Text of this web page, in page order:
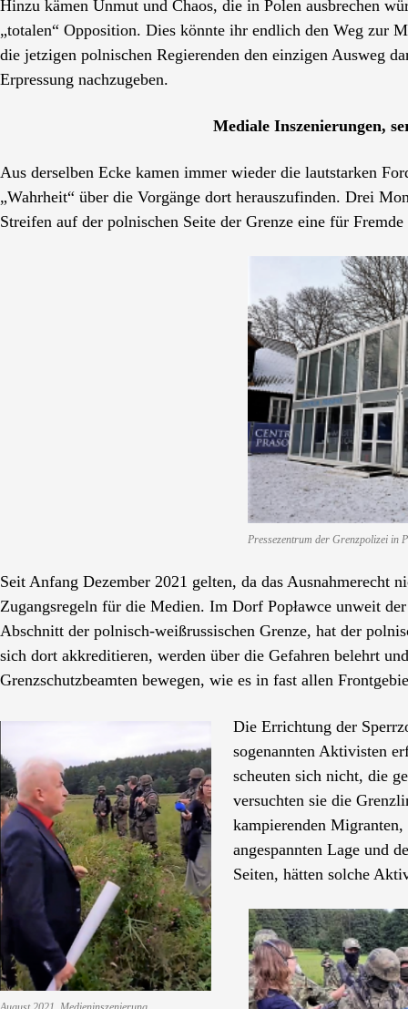
Hinzu kämen Unmut und Chaos, die in Polen ausbrechen
„totalen“ Opposition. Dies könnte ihr endlich den Weg zur
die jetzigen polnischen Regierenden den einzigen Ausweg
Erpressung nachzugeben.
Mediale Inszenierungen,
Aus derselben Ecke kamen immer wieder die lautstarken
„Wahrheit“ über die Vorgänge dort herauszufinden. Drei
Streifen auf der polnischen Seite der Grenze eine für
Pressezentrum der Grenzpolizei in
Seit Anfang Dezember 2021 gelten, da das Ausnahmerecht
Zugangsregeln für die Medien. Im Dorf Popławce unweit
Abschnitt der polnisch-weißrussischen Grenze, hat der
sich dort akkreditieren, werden über die Gefahren belehrt
Grenzschutzbeamten bewegen, wie es in fast allen
Die Errichtung der
sogenannten Aktivisten
scheuten sich nicht, die
versuchten sie die
kampierenden
angespannten Lage und
Seiten, hätten solche